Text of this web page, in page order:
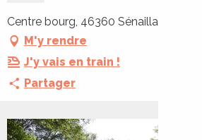
Centre bourg, 46360 Sénaillac-Lauzès
M'y rendre
J'y vais en train !
Partager